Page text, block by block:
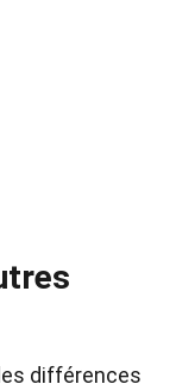
différences